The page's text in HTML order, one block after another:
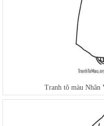
Tranh tô màu Nhân